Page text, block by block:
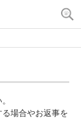
場合やお返事を